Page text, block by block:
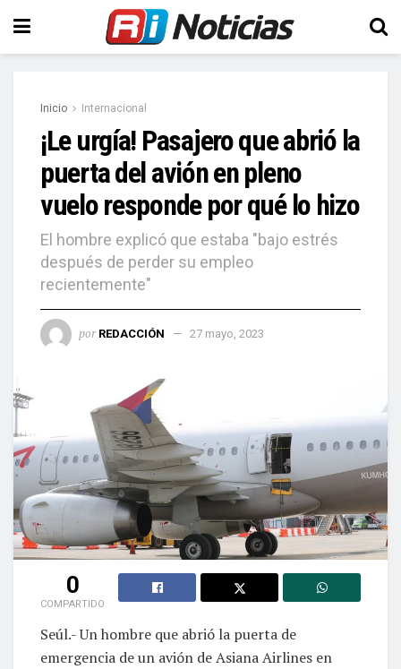
Inicio Internacional
¡Le urgía! Pasajero que abrió la
puerta del avión en pleno
vuelo responde por qué lo hizo
El hombre explicó que estaba "bajo estrés
después de perder su empleo
recientemente"
por REDACCIÓN 27 mayo, 2023
0
COMPARTIDO
Seúl.- Un hombre que abrió la puerta de
emergencia de un avión de Asiana Airlines en